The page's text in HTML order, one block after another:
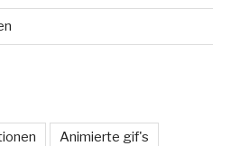
Animierte gif's